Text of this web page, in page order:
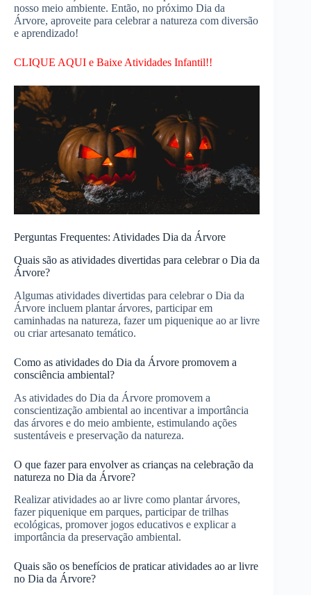
nosso meio ambiente. Então, no próximo Dia da
Árvore, aproveite para celebrar a natureza com diversão
e aprendizado!
CLIQUE AQUI e Baixe Atividades Infantil!!
Perguntas Frequentes: Atividades Dia da Árvore
Quais são as atividades divertidas para celebrar o Dia da
Árvore?
Algumas atividades divertidas para celebrar o Dia da
Árvore incluem plantar árvores, participar em
caminhadas na natureza, fazer um piquenique ao ar livre
ou criar artesanato temático.
Como as atividades do Dia da Árvore promovem a
consciência ambiental?
As atividades do Dia da Árvore promovem a
conscientização ambiental ao incentivar a importância
das árvores e do meio ambiente, estimulando ações
sustentáveis e preservação da natureza.
O que fazer para envolver as crianças na celebração da
natureza no Dia da Árvore?
Realizar atividades ao ar livre como plantar árvores,
fazer piquenique em parques, participar de trilhas
ecológicas, promover jogos educativos e explicar a
importância da preservação ambiental.
Quais são os benefícios de praticar atividades ao ar livre
no Dia da Árvore?